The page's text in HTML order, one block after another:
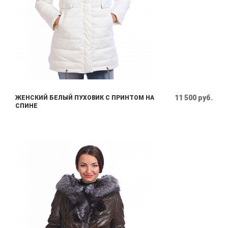
ЖЕНСКИЙ БЕЛЫЙ ПУХОВИК С ПРИНТОМ НА
СПИНЕ
11 500 руб.